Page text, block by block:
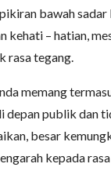
bawah sadar
kehati – hatian,
rasa tegang.
memang
depan publik dan
besar
kepada